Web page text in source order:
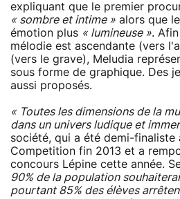
expliquant que le premier
« sombre et intime » alors que
émotion plus « lumineuse ».
mélodie est ascendante (vers
(vers le grave), Meludia
sous forme de graphique. Des
aussi proposés.
« Toutes les dimensions de la
dans un univers ludique et
société, qui a été demi-finaliste
Competition fin 2013 et a
concours Lépine cette année.
90% de la population
pourtant 85% des élèves